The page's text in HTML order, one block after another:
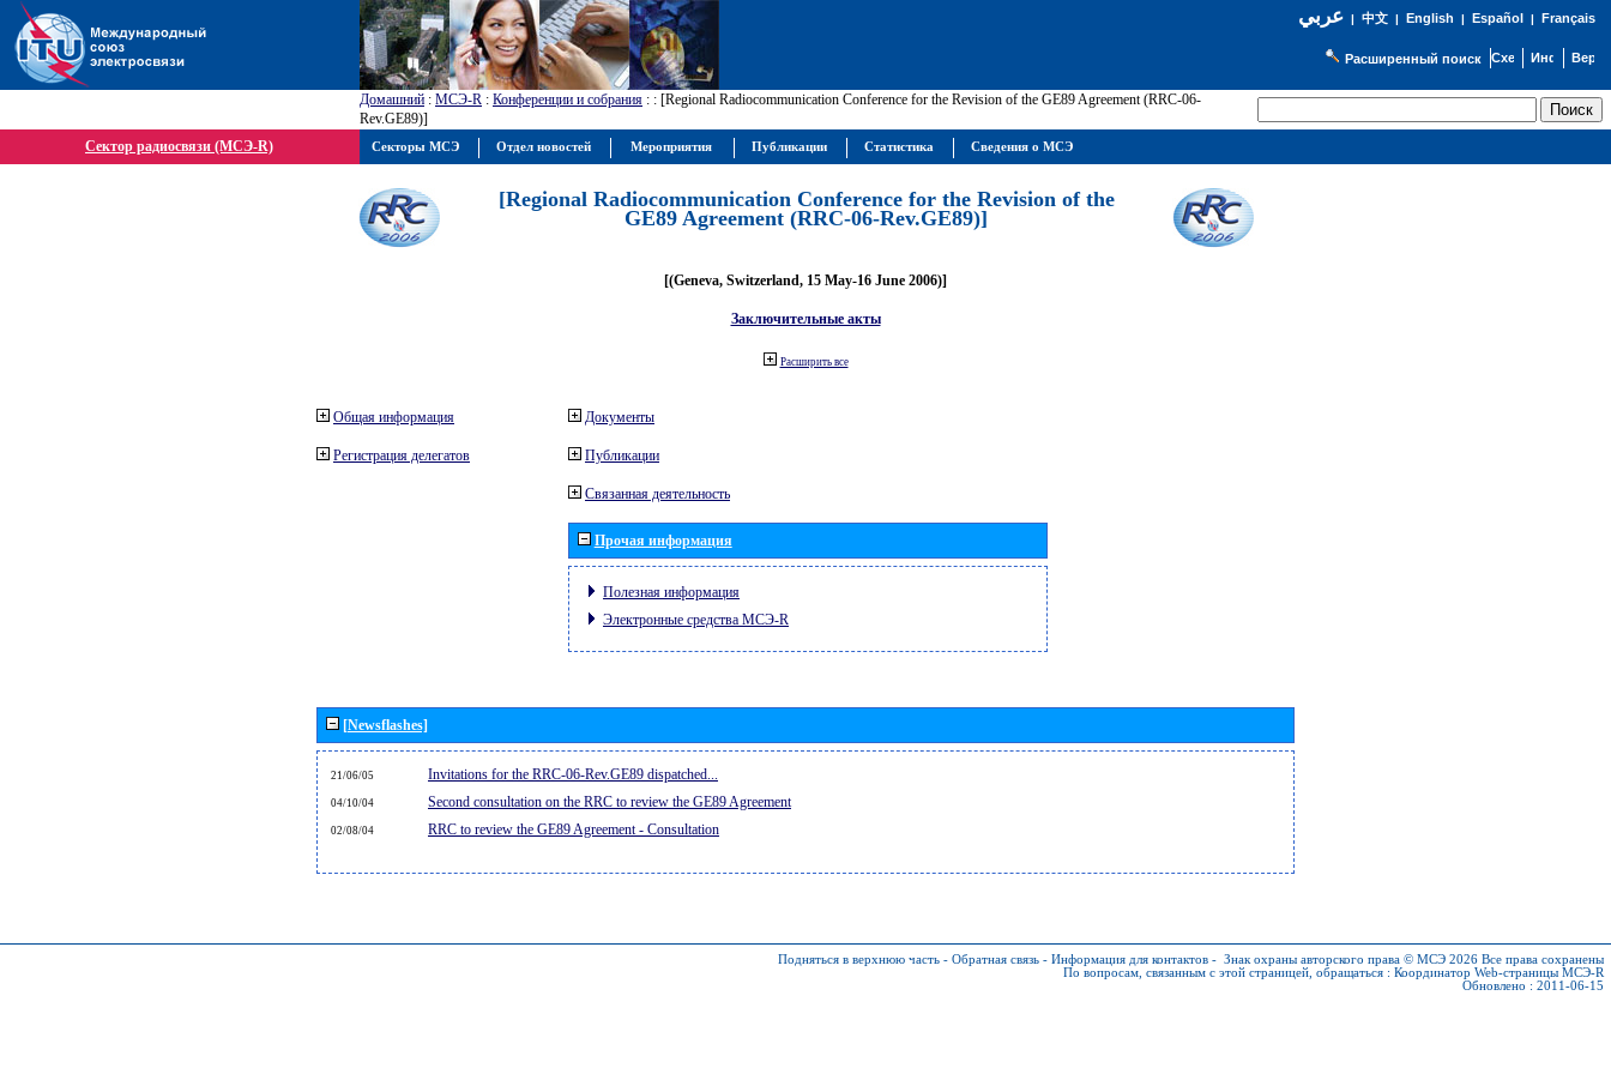
عربي| 中文| English | Español | Français
Расширенный поиск
Домашний : МСЭ-R : Конференции и собрания : : [Regional Radiocommunication Conference for the Revision of the GE89 Agreement (RRC-06-
Rev.GE89)]
Сектор радиосвязи (МСЭ-R)
[Regional Radiocommunication Conference for the Revision of the
GE89 Agreement (RRC-06-Rev.GE89)]
[(Geneva, Switzerland, 15 May-16 June 2006)]
Заключительные акты
Расширить все
Общая информация
Регистрация делегатов
Документы
Публикации
Связанная деятельность
Прочая информация
Полезная информация
Электронные средства МСЭ-R
[Newsflashes]
21/06/05 Invitations for the RRC-06-Rev.GE89 dispatched...
04/10/04 Second consultation on the RRC to review the GE89 Agreement
02/08/04 RRC to review the GE89 Agreement - Consultation
Подняться в верхнюю часть - Обратная связь - Информация для контактов - Знак охраны авторского права © МСЭ 2026 Все права сохранены
По вопросам, связанным с этой страницей, обращаться : Координатор Web-страницы МСЭ-R
Обновлено : 2011-06-15
Секторы МСЭ Отдел новостей Мероприятия Публикации Статистика Сведения о МСЭ